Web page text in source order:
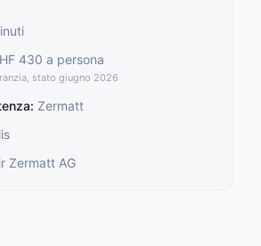
430 a persona
stato giugno 2026
: Zermatt
Zermatt AG